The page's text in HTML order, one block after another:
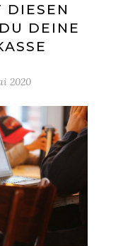
DIESEN
DEINE
2020